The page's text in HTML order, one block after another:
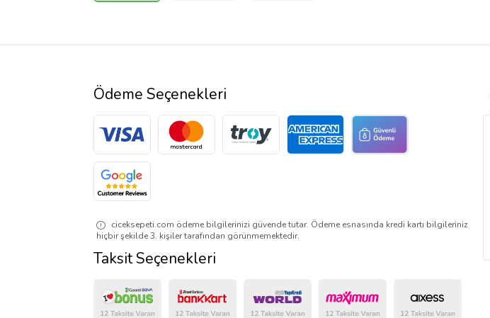
Ödeme Seçenekleri
ciceksepeti.com ödeme bilgilerinizi güvende tutar. Ödeme esnasında kredi kartı bilgileriniz
hiçbir şekilde 3. kişiler tarafından görünmemektedir.
Taksit Seçenekleri